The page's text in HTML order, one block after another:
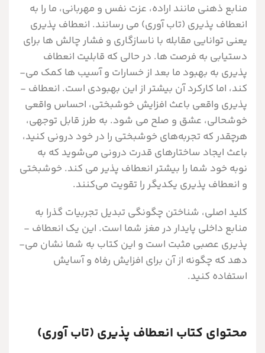
منابع ذهنی مانند اراده، عزت­ نفس و مهربانی، ما را به
انعطاف­ پذیری (تاب آوری) می­ رسانند. انعطاف پذیری
یعنی توانایی مقابله با ناسازگاری و فشار چالش­ ها برای
دستیابی به فرصت ­ها. در حالی که قابلیت انعطاف
پذیری به بهبود ما بعد از خسارات و آسیب ­ها کمک می­
کند، اما کارکرد آن بیشتر از این بهبودی است. انعطاف ­
پذیری واقعی باعث افزایش خوشبختی، احساس واقعی
خوشحالی، عشق و صلح می­ شود. به طرز قابل توجهی،
هرچقدر که تجربه‌های خوشبختی را در خود درونی کنید،
باعث ایجاد ساختارهای قدرت درونی می‌شوید که به
نوبه خود شما را بیشتر انعطاف ­پذیر می ­کند. خوشبختی
و انعطاف­ پذیری یکدیگر را تقویت می‌کنند.
کلید اصلی، شناختن چگونگی تبدیل تجربیات گذرا به
منابع داخلی پایدار در مغز شما است. این یک انعطاف ­
پذیری عصبی مثبت است و این کتاب به شما نشان می­
دهد که چگونه از آن برای افزایش رفاه و آسایش
استفاده کنید.
محتوای کتاب انعطاف پذیری (تاب آوری)